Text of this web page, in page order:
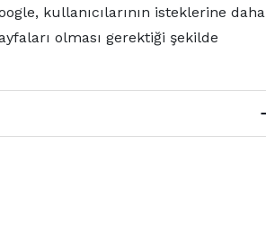
kullanıcılarının isteklerine daha
olması gerektiği şekilde